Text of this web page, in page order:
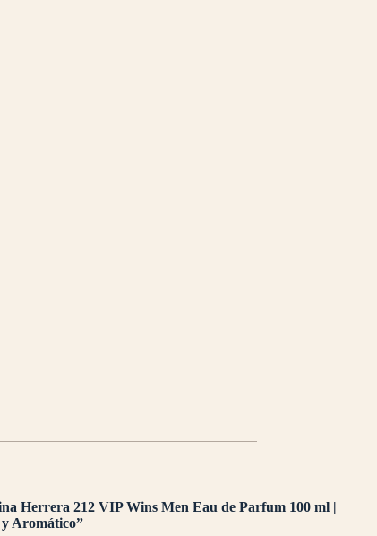
Herrera 212 VIP Wins Men Eau de Parfum 100 ml |
Aromático”